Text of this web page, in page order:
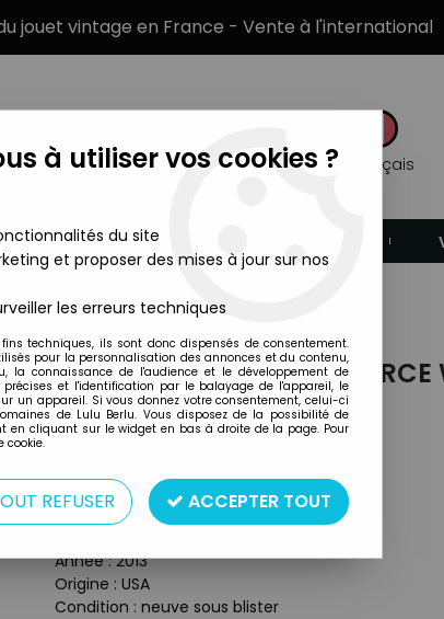
jouet vintage en France - Vente à l'international
Français
DE PRODUIT
Hasbro (Hit Monkey)
Hasbro
MARVEL LEGENDS - X-FORCE
HASBRO (HIT MONKEY)
Type : Figurine Articulée
Taille : 16 cm
Année : 2013
Origine : USA
Condition : neuve sous blister
à utiliser vos cookies ?
du site
et proposer des mises à jour sur nos
les erreurs techniques
techniques, ils sont donc dispensés de consentement.
pour la personnalisation des annonces et du contenu,
la connaissance de l'audience et le développement de
et l'identification par le balayage de l'appareil, le
un appareil. Si vous donnez votre consentement, celui-ci
de Lulu Berlu. Vous disposez de la possibilité de
en cliquant sur le widget en bas à droite de la page. Pour
cookie.
REFUSER ACCEPTER TOUT